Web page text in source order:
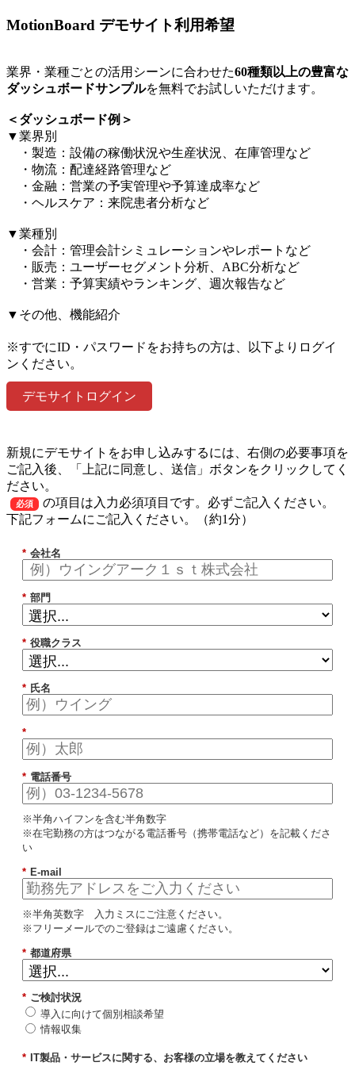
MotionBoard デモサイト利用希望
業界・業種ごとの活用シーンに合わせた60種類以上の豊富な
ダッシュボードサンプルを無料でお試しいただけます。​
＜ダッシュボード例＞​
▼業界別​
・製造：設備の稼働状況や生産状況、在庫管理など​
・物流：配達経路管理など​
・金融：営業の予実管理や予算達成率など​
・ヘルスケア：来院患者分析など​
▼業種別​
・会計：管理会計シミュレーションやレポートなど​
・販売：ユーザーセグメント分析、ABC分析など​
・営業：予算実績やランキング、週次報告など​
▼その他、機能紹介​
※すでにID・パスワードをお持ちの方は、以下よりログイ
ンください。
デモサイトログイン
新規にデモサイトをお申し込みするには、右側の必要事項を
ご記入後、「上記に同意し、送信」ボタンをクリックしてく
ださい。
必須
の項目は入力必須項目です。必ずご記入ください。
下記フォームにご記入ください。（約1分）
* 会社名
* 部門
* 役職クラス
* 氏名
*
* 電話番号
※半角ハイフンを含む半角数字
※在宅勤務の方はつながる電話番号（携帯電話など）を記載くださ
い
* E-mail
※半角英数字 入力ミスにご注意ください。
※フリーメールでのご登録はご遠慮ください。
* 都道府県
* ご検討状況
導入に向けて個別相談希望
情報収集
* IT製品・サービスに関する、お客様の立場を教えてください